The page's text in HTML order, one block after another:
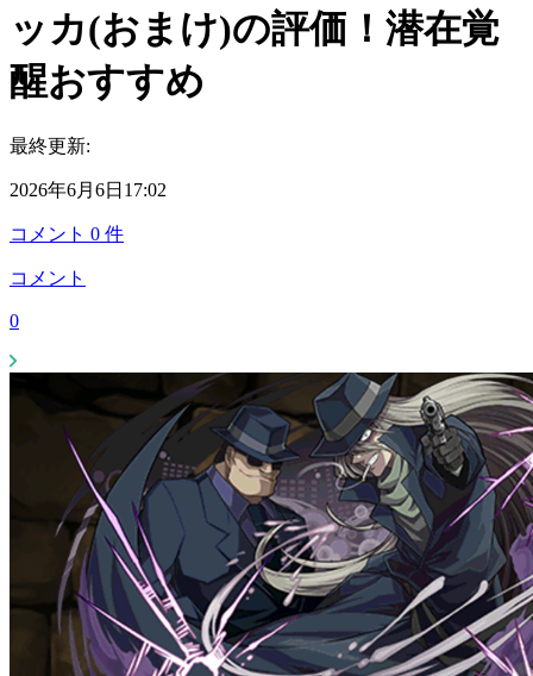
ッカ(おまけ)の評価！潜在覚
醒おすすめ
最終更新:
2026年6月6日17:02
コメント 0 件
コメント
0